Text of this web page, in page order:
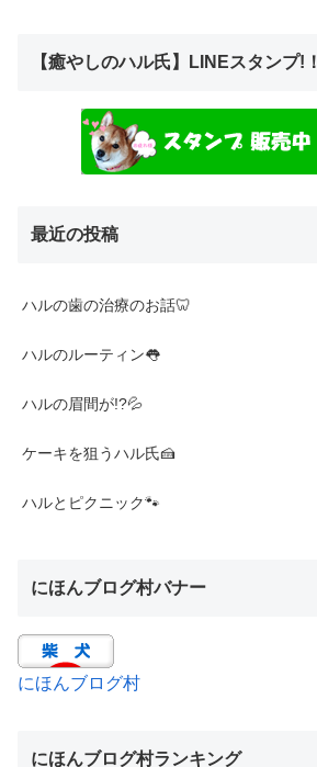
【癒やしのハル氏】LINEスタンプ!！
最近の投稿
ハルの歯の治療のお話🦷
ハルのルーティン👅
ハルの眉間が!?💦
ケーキを狙うハル氏🍰
ハルとピクニック🐾
にほんブログ村バナー
にほんブログ村
にほんブログ村ランキング